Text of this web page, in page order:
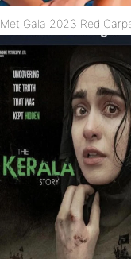
Met Gala 2023 Red